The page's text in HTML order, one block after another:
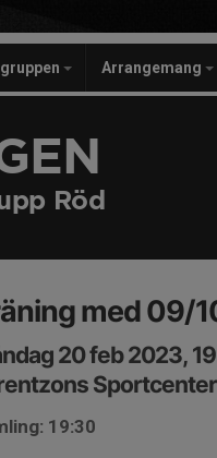
Arrangemang
Röd
med 09/
20 feb 2023,
Sportcenter
19:30